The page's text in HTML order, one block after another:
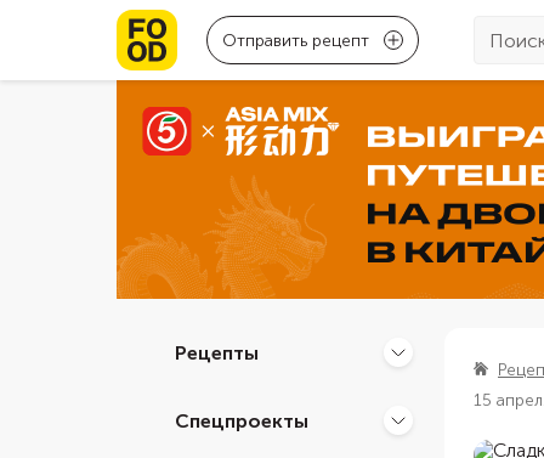
Отправить рецепт
Рецепты
Спецпроекты
15